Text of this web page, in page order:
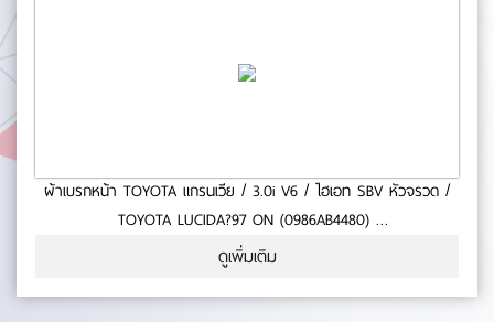
ผ้าเบรกหน้า TOYOTA แกรนเวีย / 3.0i V6 / ไฮเอท SBV หัวจรวด /
TOYOTA LUCIDA?97 ON (0986AB4480)
(mm.):0- ยาว (mm.):0- กว้าง (mm.):0 No.0-65-28
ดูเพิ่มเติม